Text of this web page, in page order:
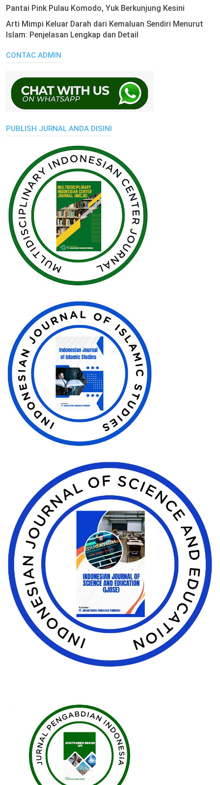
Pantai Pink Pulau Komodo, Yuk Berkunjung Kesini
Arti Mimpi Keluar Darah dari Kemaluan Sendiri Menurut
Islam: Penjelasan Lengkap dan Detail
CONTAC ADMIN
PUBLISH JURNAL ANDA DISINI